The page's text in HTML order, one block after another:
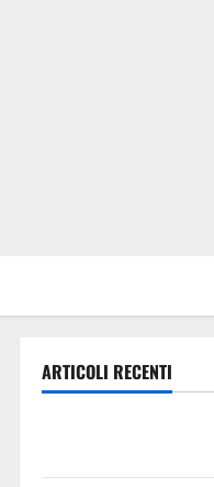
ARTICOLI RECENTI